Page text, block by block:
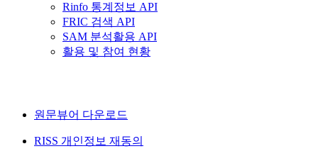
Rinfo 통계정보 API
FRIC 검색 API
SAM 분석활용 API
활용 및 참여 현황
원문뷰어 다운로드
RISS 개인정보 재동의